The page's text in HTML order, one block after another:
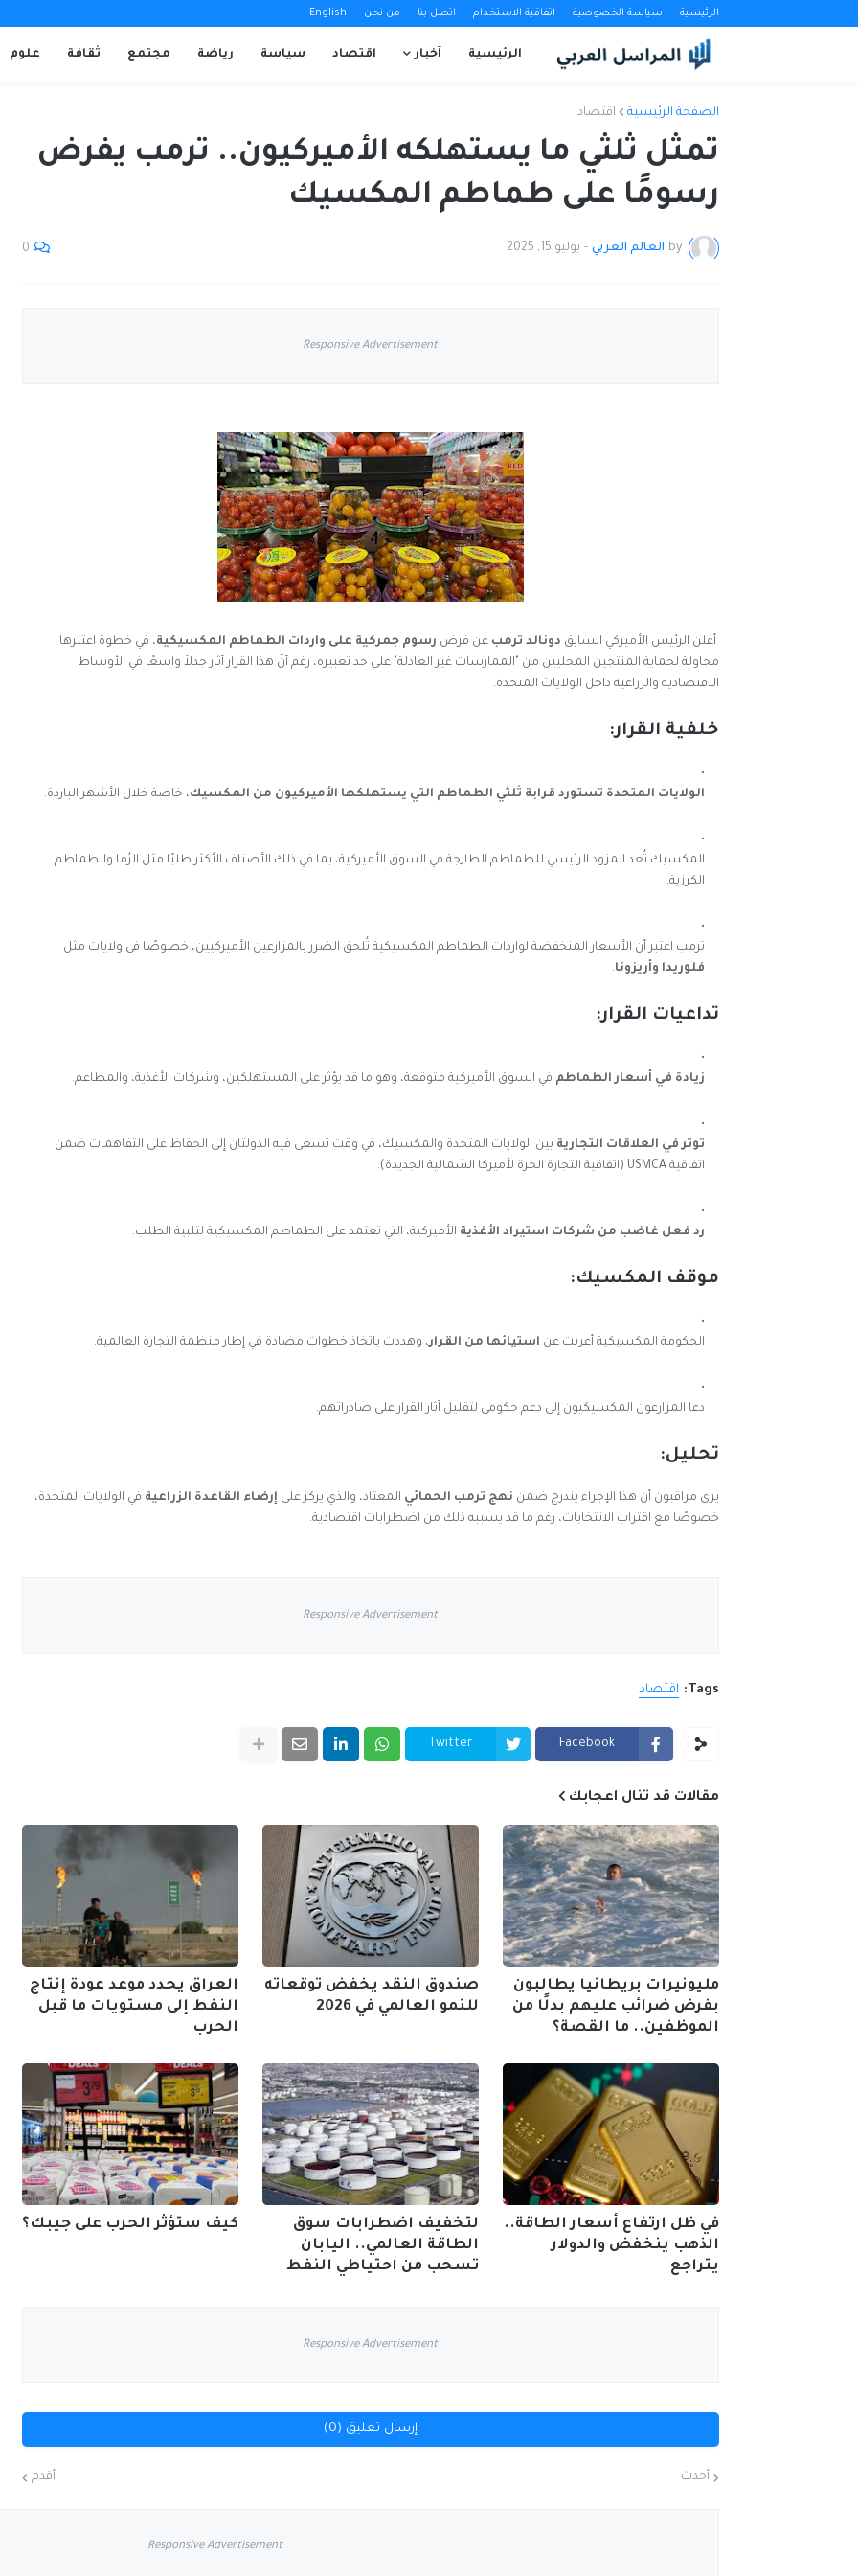
الرئيسية سياسة الخصوصية اتفاقية الاستخدام اتصل بنا من نحن English
الرئيسية آخبار اقتصاد سياسة رياضة مجتمع ثقافة علوم
الصفحة الرئيسية اقتصاد
تمثل ثلثي ما يستهلكه الأميركيون.. ترمب يفرض
رسومًا على طماطم المكسيك
by العالم العربي - يوليو 15, 2025 0
Responsive Advertisement
أعلن الرئيس الأميركي السابق دونالد ترمب عن فرض رسوم جمركية على واردات الطماطم المكسيكية، في خطوة اعتبرها
محاولة لحماية المنتجين المحليين من "الممارسات غير العادلة" على حد تعبيره، رغم أنّ هذا القرار أثار جدلاً واسعًا في الأوساط
الاقتصادية والزراعية داخل الولايات المتحدة.
خلفية القرار:
الولايات المتحدة تستورد قرابة ثلثي الطماطم التي يستهلكها الأميركيون من المكسيك، خاصة خلال الأشهر الباردة.
المكسيك تُعد المزود الرئيسي للطماطم الطازجة في السوق الأميركية، بما في ذلك الأصناف الأكثر طلبًا مثل الرُما والطماطم
الكرزية.
ترمب اعتبر أن الأسعار المنخفضة لواردات الطماطم المكسيكية تُلحق الضرر بالمزارعين الأميركيين، خصوصًا في ولايات مثل
فلوريدا وأريزونا.
تداعيات القرار:
زيادة في أسعار الطماطم في السوق الأميركية متوقعة، وهو ما قد يؤثر على المستهلكين، وشركات الأغذية، والمطاعم.
توتر في العلاقات التجارية بين الولايات المتحدة والمكسيك، في وقت تسعى فيه الدولتان إلى الحفاظ على التفاهمات ضمن
اتفاقية USMCA (اتفاقية التجارة الحرة لأميركا الشمالية الجديدة).
رد فعل غاضب من شركات استيراد الأغذية الأميركية، التي تعتمد على الطماطم المكسيكية لتلبية الطلب.
موقف المكسيك:
الحكومة المكسيكية أعربت عن استيائها من القرار، وهددت باتخاذ خطوات مضادة في إطار منظمة التجارة العالمية.
دعا المزارعون المكسيكيون إلى دعم حكومي لتقليل آثار القرار على صادراتهم.
تحليل:
يرى مراقبون أن هذا الإجراء يندرج ضمن نهج ترمب الحمائي المعتاد، والذي يركز على إرضاء القاعدة الزراعية في الولايات المتحدة،
خصوصًا مع اقتراب الانتخابات، رغم ما قد يسببه ذلك من اضطرابات اقتصادية.
Responsive Advertisement
Tags: اقتصاد
Facebook
Twitter
مقالات قد تنال اعجابك
مليونيرات بريطانيا يطالبون
بفرض ضرائب عليهم بدلًا من
الموظفين.. ما القصة؟
صندوق النقد يخفض توقعاته
للنمو العالمي في 2026
العراق يحدد موعد عودة إنتاج
النفط إلى مستويات ما قبل
الحرب
في ظل ارتفاع أسعار الطاقة..
الذهب ينخفض والدولار
يتراجع
لتخفيف اضطرابات سوق
الطاقة العالمي.. اليابان
تسحب من احتياطي النفط
كيف ستؤثر الحرب على جيبك؟
Responsive Advertisement
إرسال تعليق (0)
أحدث أقدم
Responsive Advertisement